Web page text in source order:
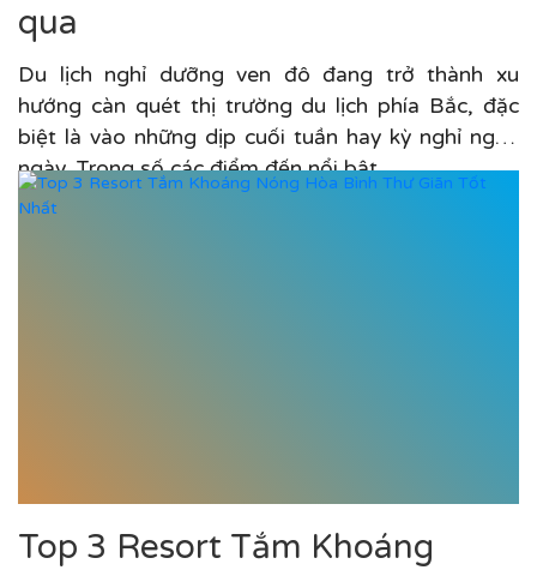
qua
Du lịch nghỉ dưỡng ven đô đang trở thành xu
hướng càn quét thị trường du lịch phía Bắc, đặc
biệt là vào những dịp cuối tuần hay kỳ nghỉ ngắn
ngày. Trong số các điểm đến nổi bật,...
Top 3 Resort Tắm Khoáng